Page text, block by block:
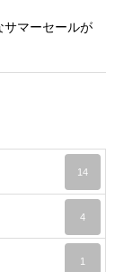
サマーセールが
14
4
1